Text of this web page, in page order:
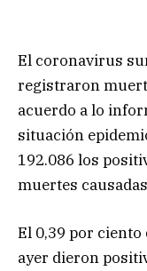
El coronavirus
registraron
acuerdo a lo
situación
192.086 los
muertes
El 0,39 por ciento
ayer dieron